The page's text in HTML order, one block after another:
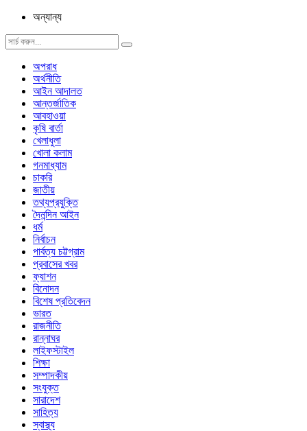
অন্যান্য
অপরাধ
অর্থনীতি
আইন আদালত
আন্তর্জাতিক
আবহাওয়া
কৃষি বার্তা
খেলাধুলা
খোলা কলাম
গনমাধ্যাম
চাকরি
জাতীয়
তথ্যপ্রযুক্তি
দৈনন্দিন আইন
ধর্ম
নির্বাচন
পার্বত্য চট্টগ্রাম
প্রবাসের খবর
ফ্যাশন
বিনোদন
বিশেষ প্রতিবেদন
ভারত
রাজনীতি
রান্নাঘর
লাইফস্টাইল
শিক্ষা
সম্পাদকীয়
সংযুক্ত
সারাদেশ
সাহিত্য
স্বাস্থ্য